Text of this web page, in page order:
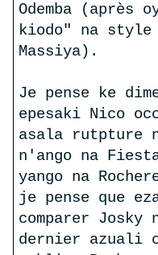
Odemba (après
kiodo" na style
Massiya).
Je pense ke
epesaki Nico
asala rutpture
n'ango na
yango na
je pense que
comparer
dernier azuali